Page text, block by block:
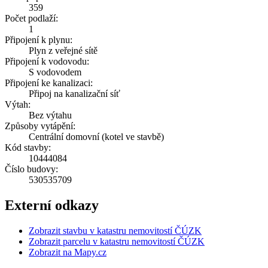
359
Počet podlaží:
1
Připojení k plynu:
Plyn z veřejné sítě
Připojení k vodovodu:
S vodovodem
Připojení ke kanalizaci:
Připoj na kanalizační síť
Výtah:
Bez výtahu
Způsoby vytápění:
Centrální domovní (kotel ve stavbě)
Kód stavby:
10444084
Číslo budovy:
530535709
Externí odkazy
Zobrazit stavbu v katastru nemovitostí ČÚZK
Zobrazit parcelu v katastru nemovitostí ČÚZK
Zobrazit na Mapy.cz